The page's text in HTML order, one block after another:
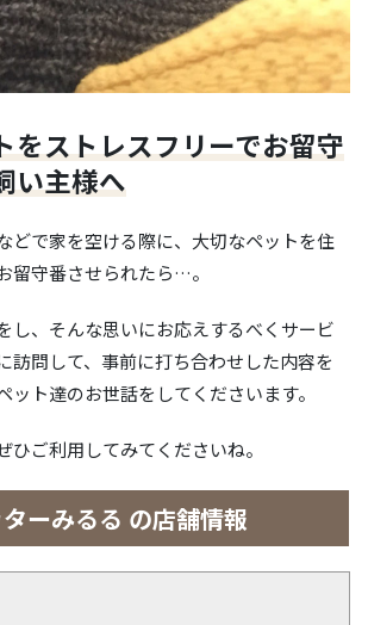
をストレスフリーでお留守
い主様へ
どで家を空ける際に、大切なペットを住
留守番させられたら…。
し、そんな思いにお応えするべくサービ
訪問して、事前に打ち合わせした内容を
ット達のお世話をしてくださいます。
ひご利用してみてくださいね。
ーみるる の店舗情報